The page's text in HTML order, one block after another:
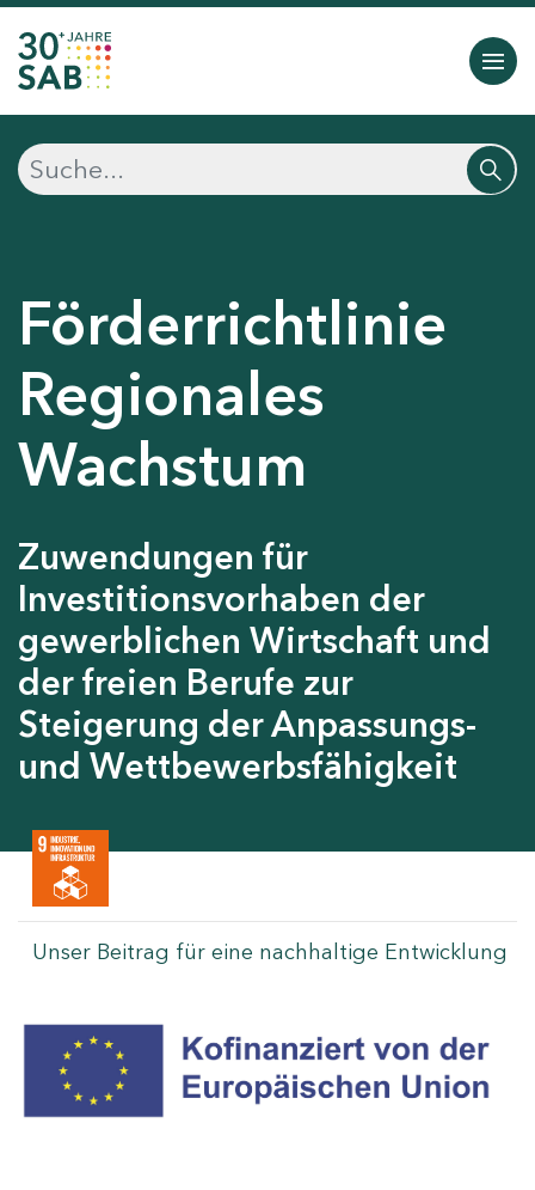
Förderrichtlinie
Regionales
Wachstum
Zuwendungen für
Investitionsvorhaben der
gewerblichen Wirtschaft und
der freien Berufe zur
Steigerung der Anpassungs-
und Wettbewerbsfähigkeit
Unser Beitrag für eine nachhaltige Entwicklung